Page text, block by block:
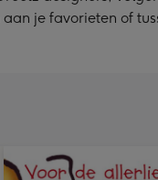
je favorieten of